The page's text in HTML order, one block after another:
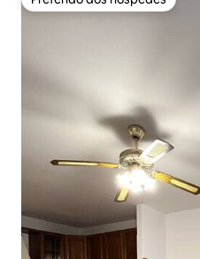
Preferido dos hóspedes